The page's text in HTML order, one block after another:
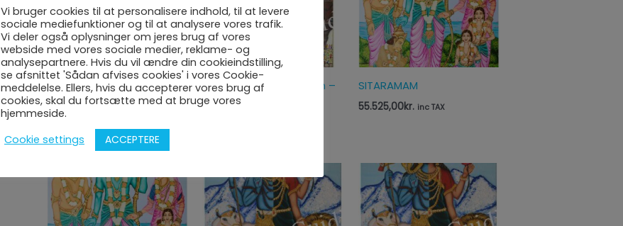
UDSOLGT
Mahaperiyava – En rejse
på retfærdighedens vej
kr.
Privat kunstkommission –
Shivalingam
SITARAMAM
55.525,00kr. inc TAX
65,00kr.
til
125,00kr.
Prisinterval:
65,00kr.
til
125,00kr.
Vi bruger cookies til at personalisere indhold, til at levere
sociale mediefunktioner og til at analysere vores trafik.
Vi deler også oplysninger om jeres brug af vores
webside med vores sociale medier, reklame- og
analysepartnere. Hvis du vil ændre din cookieindstilling,
se afsnittet 'Sådan afvises cookies' i vores Cookie-
meddelelse. Ellers, hvis du accepterer vores brug af
cookies, skal du fortsætte med at bruge vores
hjemmeside.
Cookie settings
ACCEPTERE